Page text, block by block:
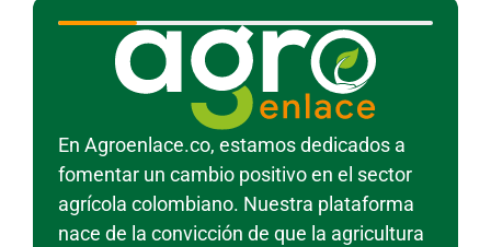
En Agroenlace.co, estamos dedicados a
fomentar un cambio positivo en el sector
agrícola colombiano. Nuestra plataforma
nace de la convicción de que la agricultura